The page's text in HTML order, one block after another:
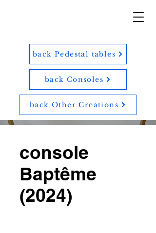
back Pedestal tables
back Consoles
back Other Creations
console
Baptême
(2024)